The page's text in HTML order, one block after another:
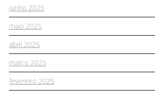
junho 2025
maio 2025
abril 2025
março 2025
fevereiro 2025